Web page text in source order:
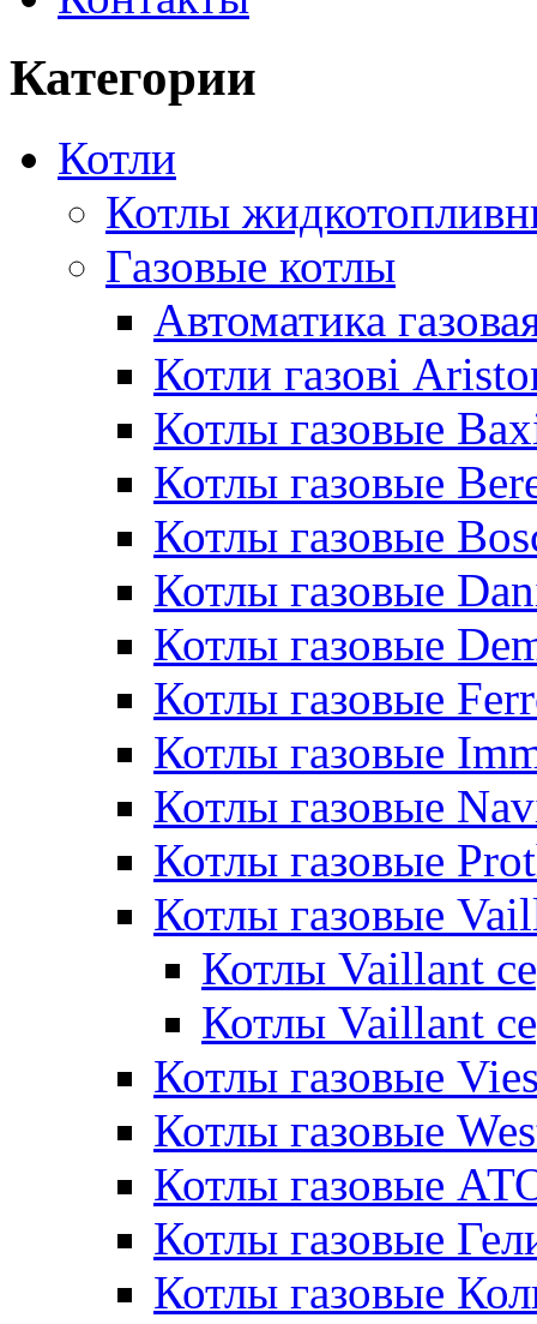
Категории
Котли
Котлы
Газовые котлы
Автоматика
Котли газові
Котлы газовые
Котлы газовые
Котлы газовые
Котлы газовые
Котлы газовые
Котлы газовые
Котлы газовые
Котлы газовые
Котлы газовые
Котлы газовые
Котлы Vaillant
Котлы Vaillant
Котлы газовые
Котлы газовые
Котлы газовые
Котлы газовые
Котлы газовые